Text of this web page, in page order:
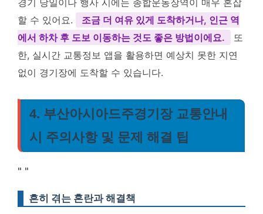
경기 당일이나 행사 시에는 종합운동장역이 매우 혼잡
할 수 있어요.
조금 더 여유 있게 도착하거나, 인근 역
에서 하차 후 도보 이동하는 것도 좋은 방법이에요.
또
한, 실시간 교통정보 앱을 활용하면 예상치 못한 지연
없이 경기장에 도착할 수 있습니다.
4. 부산아시아드주경기장 교통안내
시 주의사항 및 문제 해결 팁
" "
흔히 겪는 혼란과 해결책